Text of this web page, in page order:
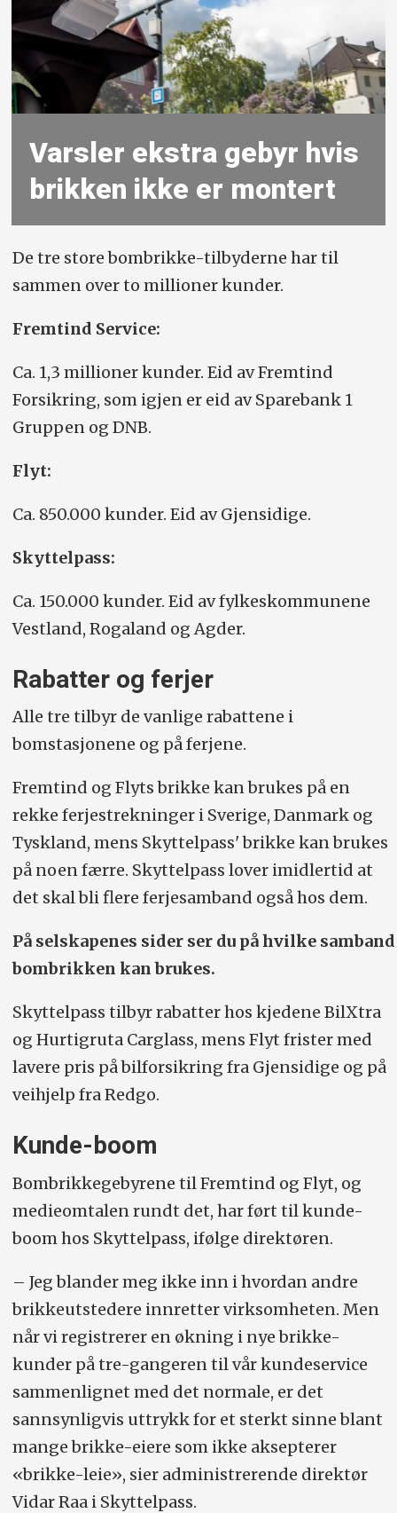
Varsler ekstra gebyr hvis
brikken ikke er montert
De tre store bombrikke-tilbyderne har til
sammen over to millioner kunder.
Fremtind Service:
Ca. 1,3 millioner kunder. Eid av Fremtind
Forsikring, som igjen er eid av Sparebank 1
Gruppen og DNB.
Flyt:
Ca. 850.000 kunder. Eid av Gjensidige.
Skyttelpass:
Ca. 150.000 kunder. Eid av fylkeskommunene
Vestland, Rogaland og Agder.
Rabatter og ferjer
Alle tre tilbyr de vanlige rabattene i
bomstasjonene og på ferjene.
Fremtind og Flyts brikke kan brukes på en
rekke ferjestrekninger i Sverige, Danmark og
Tyskland, mens Skyttelpass' brikke kan brukes
på noen færre. Skyttelpass lover imidlertid at
det skal bli flere ferjesamband også hos dem.
På selskapenes sider ser du på hvilke samband
bombrikken kan brukes.
Skyttelpass tilbyr rabatter hos kjedene BilXtra
og Hurtigruta Carglass, mens Flyt frister med
lavere pris på bilforsikring fra Gjensidige og på
veihjelp fra Redgo.
Kunde-boom
Bombrikkegebyrene til Fremtind og Flyt, og
medieomtalen rundt det, har ført til kunde-
boom hos Skyttelpass, ifølge direktøren.
– Jeg blander meg ikke inn i hvordan andre
brikkeutstedere innretter virksomheten. Men
når vi registrerer en økning i nye brikke-
kunder på tre-gangeren til vår kundeservice
sammenlignet med det normale, er det
sannsynligvis uttrykk for et sterkt sinne blant
mange brikke-eiere som ikke aksepterer
«brikke-leie», sier administrerende direktør
Vidar Raa i Skyttelpass.